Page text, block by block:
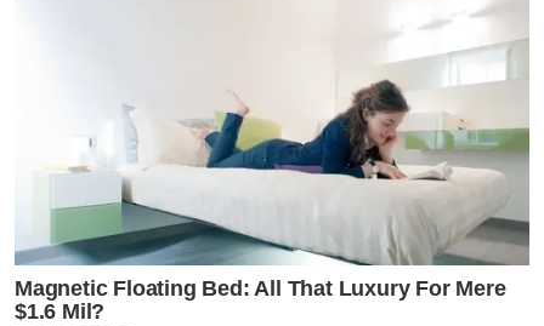
Magnetic Floating Bed: All That Luxury For Mere
$1.6 Mil?